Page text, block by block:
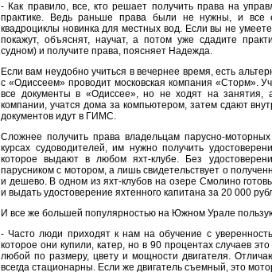
- Как правило, все, кто решает получить права на
практике. Ведь раньше права были не нужны, и все
квадроциклы новинка для местных вод. Если вы не
покажут, объяснят, научат, а потом уже сдадите
судном) и получите права, поясняет Надежда.
Если вам неудобно учиться в вечернее время, есть
с «Одиссеем» проводит московская компания «Сторм».
все документы в «Одиссее», но не ходят на
компании, учатся дома за компьютером, затем сдают
документов идут в ГИМС.
Сложнее получить права владельцам парусно-
курсах судоводителей, им нужно получить
которое выдают в любом яхт-клубе. Без
парусником с мотором, а лишь свидетельствует о
и дешево. В одном из яхт-клубов на озере Смолино
и выдать удостоверение яхтенного капитана за 20 000
И все же большей популярностью на Южном Урале
- Часто люди приходят к нам на обучение с
которое они купили, катер, но в 90 процентах случаев
любой по размеру, цвету и мощности двигателя.
всегда стационарны. Если же двигатель съемный, это